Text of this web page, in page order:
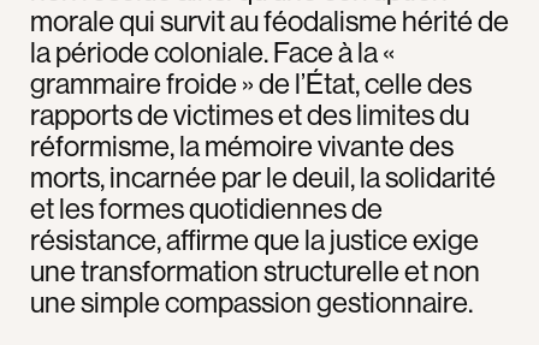
morale qui survit au féodalisme hérité de
la période coloniale. Face à la «
grammaire froide » de l’État, celle des
rapports de victimes et des limites du
réformisme, la mémoire vivante des
morts, incarnée par le deuil, la solidarité
et les formes quotidiennes de
résistance, affirme que la justice exige
une transformation structurelle et non
une simple compassion gestionnaire.